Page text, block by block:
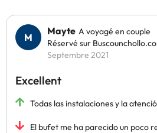
Mayte A voyagé en couple
Réservé sur
Septembre 2021
Excellent
Todas las instalaciones y la
El bufet me ha parecido un poco